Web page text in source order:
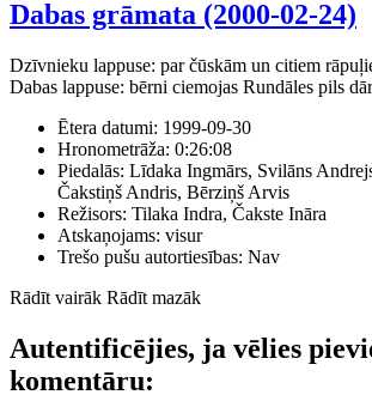
Dabas grāmata (2000-02-24)
Dzīvnieku lappuse: par čūskām un citiem
Dabas lappuse: bērni ciemojas Rundāles pils
Ētera datumi: 1999-09-30
Hronometrāža: 0:26:08
Piedalās: Līdaka Ingmārs, Svilāns
Čakstiņš Andris, Bērziņš Arvis
Režisors: Tilaka Indra, Čakste Ināra
Atskaņojams: visur
Trešo pušu autortiesības: Nav
Rādīt vairāk Rādīt mazāk
Autentificējies, ja vēlies
komentāru: